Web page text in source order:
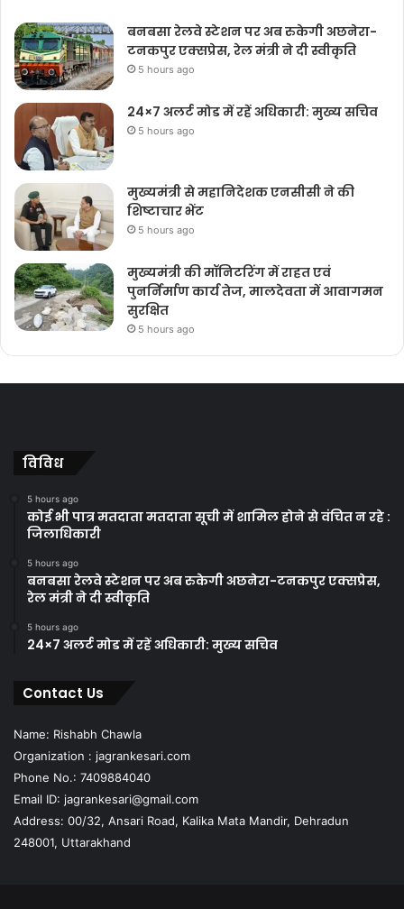
बनबसा रेलवे स्टेशन पर अब रुकेगी अछनेरा-
टनकपुर एक्सप्रेस, रेल मंत्री ने दी स्वीकृति
5 hours ago
24×7 अलर्ट मोड में रहें अधिकारी: मुख्य सचिव
5 hours ago
मुख्यमंत्री से महानिदेशक एनसीसी ने की
शिष्टाचार भेंट
5 hours ago
मुख्यमंत्री की मॉनिटरिंग में राहत एवं
पुनर्निर्माण कार्य तेज, मालदेवता में आवागमन
सुरक्षित
5 hours ago
विविध
5 hours ago
कोई भी पात्र मतदाता मतदाता सूची में शामिल होने से वंचित न रहे :
जिलाधिकारी
5 hours ago
बनबसा रेलवे स्टेशन पर अब रुकेगी अछनेरा-टनकपुर एक्सप्रेस,
रेल मंत्री ने दी स्वीकृति
5 hours ago
24×7 अलर्ट मोड में रहें अधिकारी: मुख्य सचिव
Contact Us
Name: Rishabh Chawla
Organization : jagrankesari.com
Phone No.: 7409884040
Email ID: jagrankesari@gmail.com
Address: 00/32, Ansari Road, Kalika Mata Mandir, Dehradun
248001, Uttarakhand